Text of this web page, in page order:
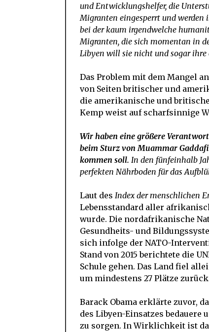
und Entwicklungshelfer, die
Migranten eingesperrt und werden
bei der kaum irgendwelche
Migranten, die sich momentan in
Libyen will sie nicht und sogar
Das Problem mit dem Mangel
von Seiten britischer und
die amerikanische und
Kemp weist auf scharfsinnige
Wir haben eine größere
beim Sturz von Muammar
kommen soll. In den fünfeinhalb
perfekten Nährboden für das
Laut des Index der menschlichen
Lebensstandard aller
wurde. Die nordafrikanische
Gesundheits- und
sich infolge der NATO-
Stand von 2015 berichtete die
Schule gehen. Das Land fiel
um mindestens 27 Plätze
Barack Obama erklärte zuvor,
des Libyen-Einsatzes bedauere
zu sorgen. In Wirklichkeit ist